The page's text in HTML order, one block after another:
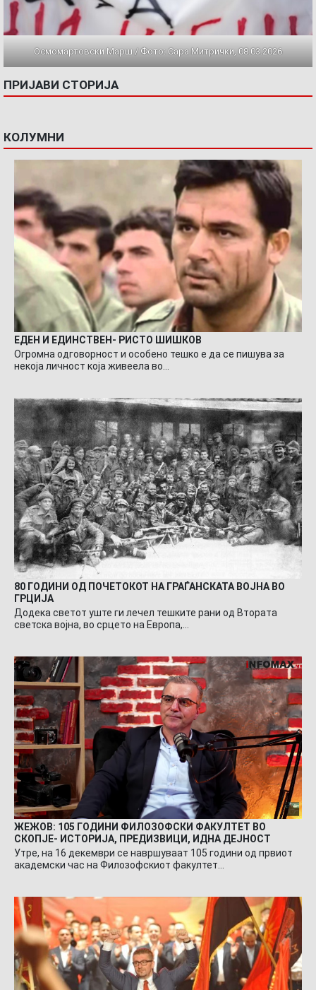
Осмомартовски Марш / Фото: Сара Митрички, 08.03.2026
ПРИЈАВИ СТОРИЈА
КОЛУМНИ
ЕДЕН И ЕДИНСТВЕН- РИСТО ШИШКОВ
Огромна одговорност и особено тешко е да се пишува за
некоја личност која живеела во…
80 ГОДИНИ ОД ПОЧЕТОКОТ НА ГРАЃАНСКАТА ВОЈНА ВО
ГРЦИЈА
Додека светот уште ги лечел тешките рани од Втората
светска војна, во срцето на Европа,…
ЖЕЖОВ: 105 ГОДИНИ ФИЛОЗОФСКИ ФАКУЛТЕТ ВО
СКОПЈЕ- ИСТОРИЈА, ПРЕДИЗВИЦИ, ИДНА ДЕЈНОСТ
Утре, на 16 декември се навршуваат 105 години од првиот
академски час на Филозофскиот факултет…